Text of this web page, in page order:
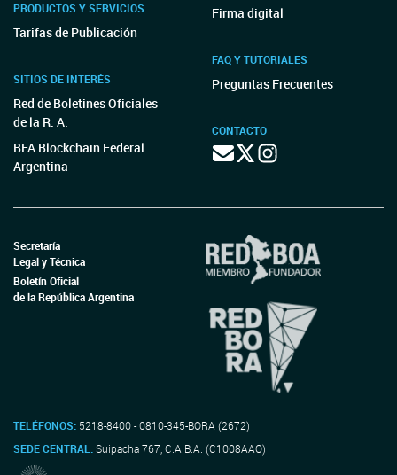
PRODUCTOS Y SERVICIOS
Tarifas de Publicación
SITIOS DE INTERÉS
Red de Boletines Oficiales
de la R. A.
BFA Blockchain Federal
Argentina
Firma digital
FAQ Y TUTORIALES
Preguntas Frecuentes
CONTACTO
Secretaría
Legal y Técnica
Boletín Oficial
de la República Argentina
TELÉFONOS: 5218-8400 - 0810-345-BORA (2672)
SEDE CENTRAL:Suipacha 767, C.A.B.A. (C1008AAO)